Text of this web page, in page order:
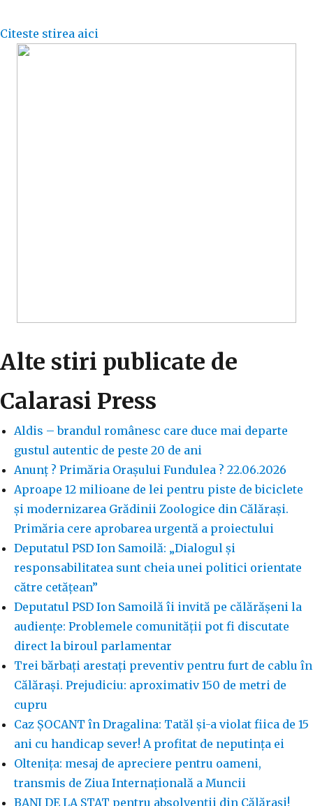
Citeste stirea aici
Alte stiri publicate de
Calarasi Press
Aldis – brandul românesc care duce mai departe
gustul autentic de peste 20 de ani
Anunț ? Primăria Orașului Fundulea ? 22.06.2026
Aproape 12 milioane de lei pentru piste de biciclete
și modernizarea Grădinii Zoologice din Călărași.
Primăria cere aprobarea urgentă a proiectului
Deputatul PSD Ion Samoilă: „Dialogul și
responsabilitatea sunt cheia unei politici orientate
către cetățean”
Deputatul PSD Ion Samoilă îi invită pe călărășeni la
audiențe: Problemele comunității pot fi discutate
direct la biroul parlamentar
Trei bărbați arestați preventiv pentru furt de cablu în
Călărași. Prejudiciu: aproximativ 150 de metri de
cupru
Caz ȘOCANT în Dragalina: Tatăl și-a violat fiica de 15
ani cu handicap sever! A profitat de neputința ei
Oltenița: mesaj de apreciere pentru oameni,
transmis de Ziua Internațională a Muncii
BANI DE LA STAT pentru absolvenții din Călărași!